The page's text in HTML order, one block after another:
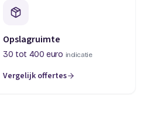
Opslagruimte
30 tot 400 euro indicatie
Vergelijk offertes
(opent in een nieuw tabblad)